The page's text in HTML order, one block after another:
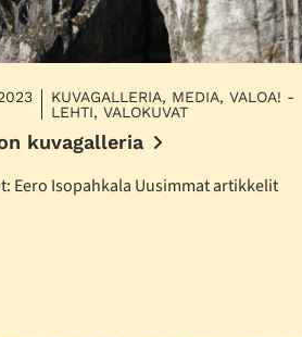
KUVAGALLERIA, MEDIA, VALOA! -
LEHTI, VALOKUVAT
kuvagalleria
Eero Isopahkala Uusimmat artikkelit